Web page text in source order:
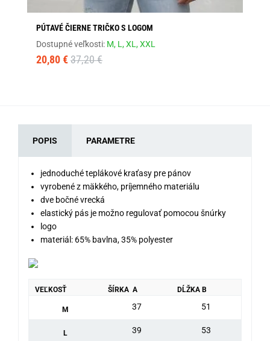
PÚTAVÉ ČIERNE TRIČKO S LOGOM
Dostupné veľkosti: M, L,XL,XXL
20,80 € 37,20 €
POPIS PARAMETRE
jednoduché teplákové kraťasy pre pánov
vyrobené z mäkkého, príjemného materiálu
dve bočné vrecká
elastický pás je možno regulovať pomocou šnúrky
logo
materiál: 65% bavlna, 35% polyester
VEĽKOSŤ ŠÍRKA A DĹŽKA B
M 37 51
L 39 53